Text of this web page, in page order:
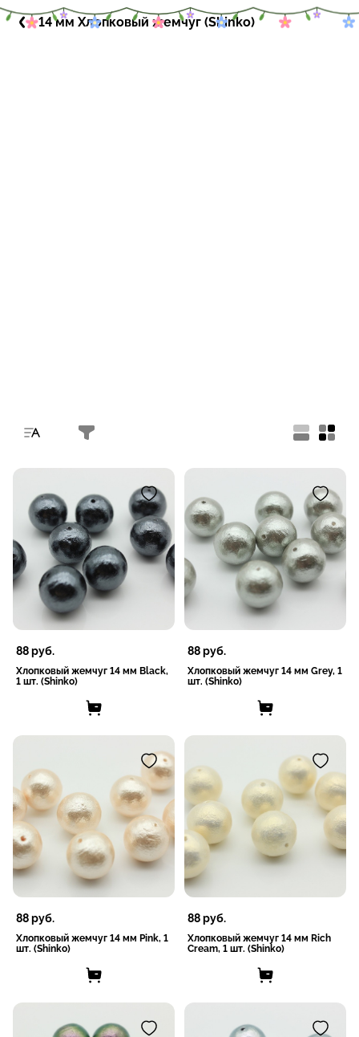
14 мм Хлопковый жемчуг (Shinko)
88руб.
Хлопковый жемчуг 14 мм Black,
1 шт. (Shinko)
88руб.
Хлопковый жемчуг 14 мм Grey, 1
шт. (Shinko)
88руб.
Хлопковый жемчуг 14 мм Pink, 1
шт. (Shinko)
88руб.
Хлопковый жемчуг 14 мм Rich
Cream, 1 шт. (Shinko)